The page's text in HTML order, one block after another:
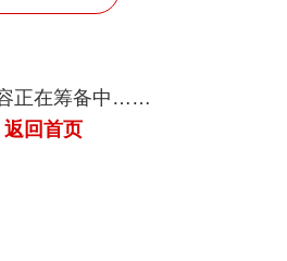
正在筹备中……
返回首页